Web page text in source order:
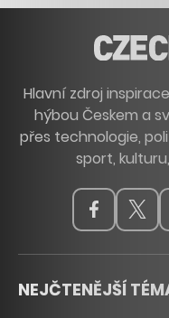
Hlavní zdroj
hýbou Českem a
přes technologie,
sport,
NEJČTENĚJŠÍ